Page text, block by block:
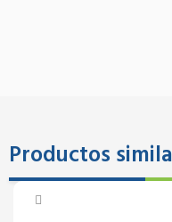
Productos